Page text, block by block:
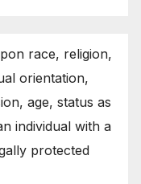
race, religion,
orientation,
age, status as
individual with a
protected